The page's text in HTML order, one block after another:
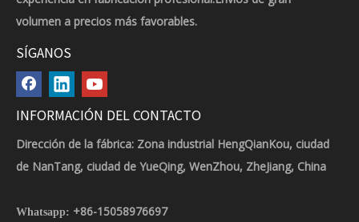
volumen a precios más favorables.
SÍGANOS
INFORMACIÓN DEL CONTACTO
Dirección de la fábrica: Zona industrial HengQianKou, ciudad
de NanTang, ciudad de YueQing, WenZhou, ZheJiang, China
Whatsapp: +86-15058976697